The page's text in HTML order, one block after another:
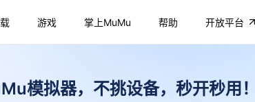
游戏 掌上MuMu 帮助 开放平台
模拟器，不挑设备，秒开秒用！